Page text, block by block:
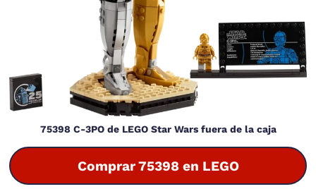
75398 C-3PO de LEGO Star Wars fuera de la caja
Comprar 75398 en LEGO